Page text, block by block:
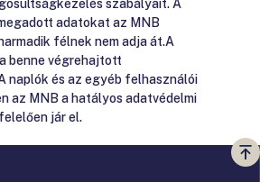
szabályait. A
adatokat az MNB
félnek nem adja át.A
benne végrehajtott
naplók és az egyéb felhasználói
az MNB a hatályos adatvédelmi
jár el.
a